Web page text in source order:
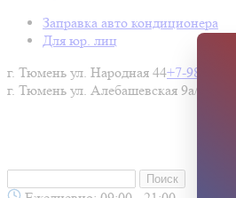
Заправка авто кондиционера
Для юр. лиц
г. Тюмень ул. Народная 44+7-982-900-
г. Тюмень ул. Алебашевская 9а/2